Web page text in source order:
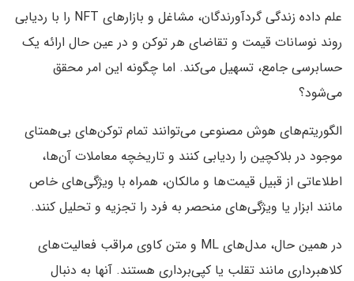
علم داده زندگی گردآورندگان، مشاغل و بازارهای NFT را با ردیابی
روند نوسانات قیمت و تقاضای هر توکن و در عین حال ارائه یک
حسابرسی جامع، تسهیل می‌کند. اما چگونه این امر محقق
می‌شود؟
الگوریتم‌های هوش مصنوعی می‌توانند تمام توکن‌های بی‌همتای
موجود در بلاکچین را ردیابی کنند و تاریخچه معاملات آن‌ها،
اطلاعاتی از قبیل قیمت‌ها و مالکان، همراه با ویژگی‌های خاص
مانند ابزار یا ویژگی‌های منحصر به فرد را تجزیه و تحلیل کنند.
در همین حال، مدل‌های ML و متن کاوی مراقب فعالیت‌های
کلاهبرداری مانند تقلب یا کپی‌برداری هستند. آنها به دنبال